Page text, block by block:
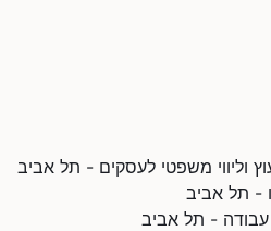
וליווי משפטי לעסקים - תל אביב
- תל אביב
עבודה - תל אביב